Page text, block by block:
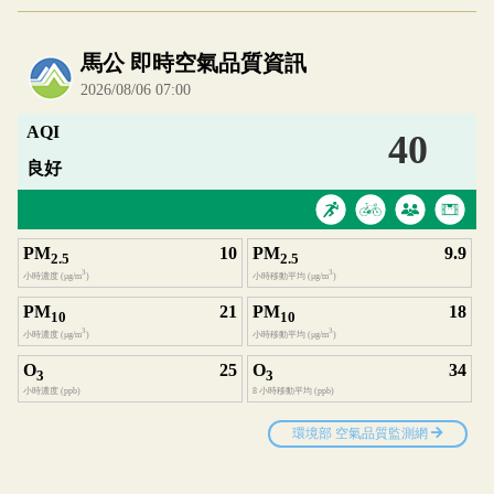
內嵌空氣品質小工具為視覺預覽，完整即時空